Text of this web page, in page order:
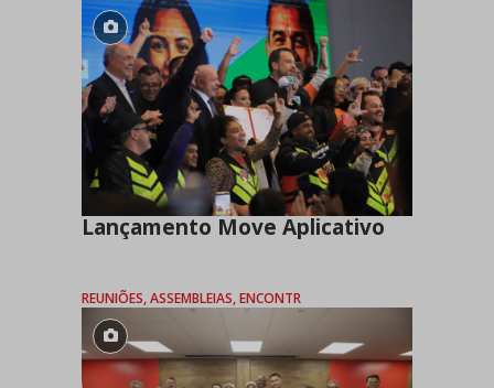
Lançamento Move Aplicativo
REUNIÕES, ASSEMBLEIAS, ENCONTR